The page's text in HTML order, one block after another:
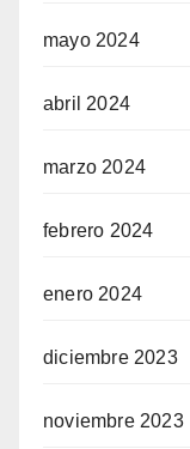
mayo 2024
abril 2024
marzo 2024
febrero 2024
enero 2024
diciembre 2023
noviembre 2023